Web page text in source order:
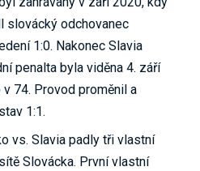
slovácký odchovanec
1:0. Nakonec Slavia
penalta byla viděna 4. září
74. Provod proměnil a
1:1.
vs. Slavia padly tři vlastní
Slovácka. První vlastní